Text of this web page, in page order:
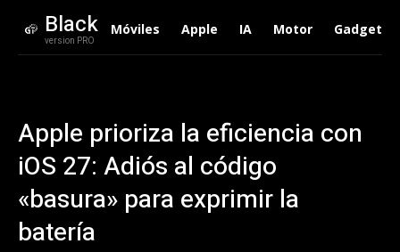
Black
version PRO
Móviles Apple IA Motor Gadgets
Apple prioriza la eficiencia con
iOS 27: Adiós al código
«basura» para exprimir la
batería